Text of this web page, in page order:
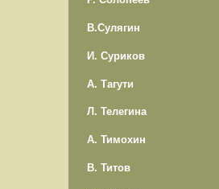
В.Сулягин
И. Суриков
А. Тагути
Л. Телегина
А. Тимохин
В. Титов